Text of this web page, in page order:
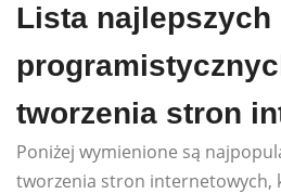
Lista najlepszych
tworzenia stron
Poniżej wymienione są
tworzenia stron internetowych,